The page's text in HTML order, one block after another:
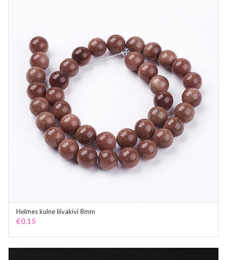
Helmes kulne liivakivi 8mm
€0.15